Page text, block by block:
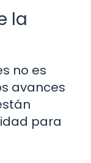
la
no es
avances
para